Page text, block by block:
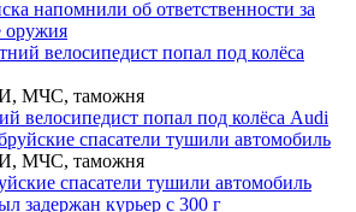
напомнили об ответственности за
оружия
МЧС, таможня
велосипедист попал под колёса Audi
МЧС, таможня
спасатели тушили автомобиль